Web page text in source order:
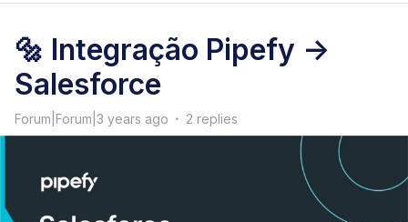
🔩 Integração Pipefy ->
Salesforce
Forum|Forum|3 years ago 2 replies